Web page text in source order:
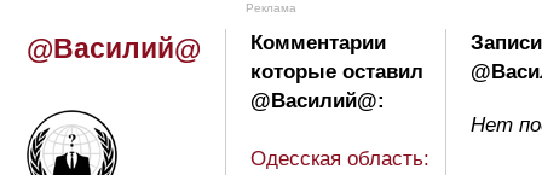
Реклама
@Василий@
Комментарии
которые оставил
@Василий@:
Одесская область:
Нет